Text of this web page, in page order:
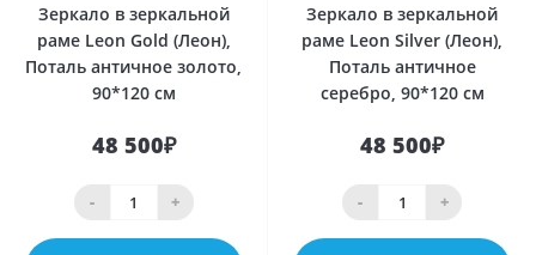
Зеркало в зеркальной
раме Leon Gold (Леон),
Поталь античное золото,
90*120 см
48 500₽
- +
Зеркало в зеркальной
раме Leon Silver (Леон),
Поталь античное
серебро, 90*120 см
48 500₽
- +